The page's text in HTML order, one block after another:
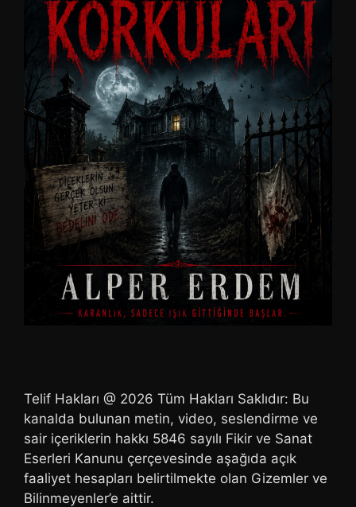
Telif Hakları @ 2026 Tüm Hakları Saklıdır: Bu
kanalda bulunan metin, video, seslendirme ve
sair içeriklerin hakkı 5846 sayılı Fikir ve Sanat
Eserleri Kanunu çerçevesinde aşağıda açık
faaliyet hesapları belirtilmekte olan Gizemler ve
Bilinmeyenler’e aittir.